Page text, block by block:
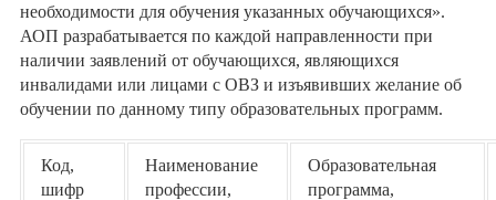
необходимости для обучения указанных обучающихся».
АОП разрабатывается по каждой направленности при
наличии заявлений от обучающихся, являющихся
инвалидами или лицами с ОВЗ и изъявивших желание об
обучении по данному типу образовательных программ.
Код,
шифр
Наименование
профессии,
Образовательная
программа,